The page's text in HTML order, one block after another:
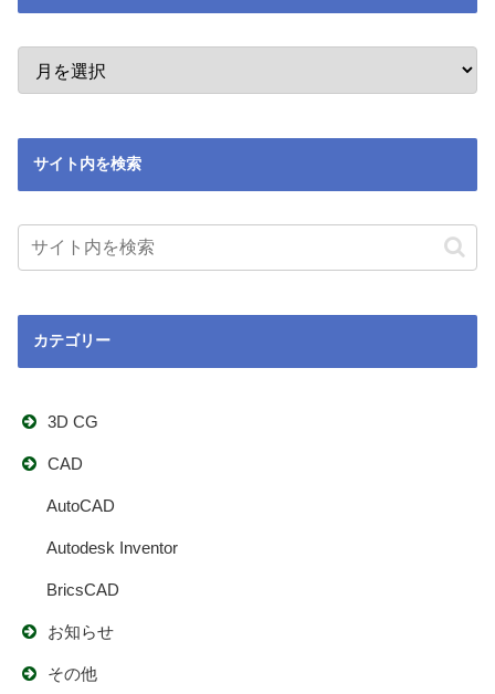
サイト内を検索
カテゴリー
3D CG
CAD
AutoCAD
Autodesk Inventor
BricsCAD
お知らせ
その他